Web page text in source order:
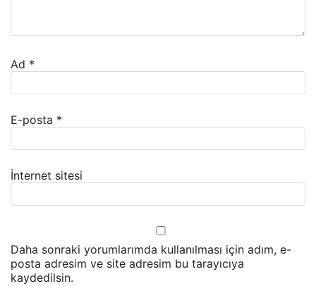
Ad *
E-posta *
İnternet sitesi
Daha sonraki yorumlarımda kullanılması için adım, e-
posta adresim ve site adresim bu tarayıcıya
kaydedilsin.